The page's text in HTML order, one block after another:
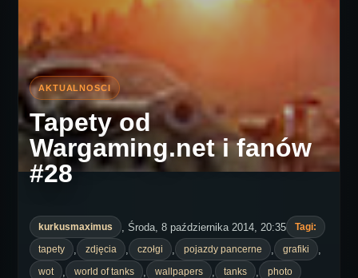
Tapety od
Wargaming.net i fanów
#28
kurkusmaximus , Środa, 8 października 2014, 20:35
Tagi:
tapety
zdjęcia czołgi pojazdy pancerne grafiki
wot world of tanks wallpapers tanks photo